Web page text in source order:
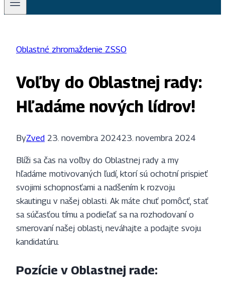
Oblastné zhromaždenie ZSSO
Voľby do Oblastnej rady:
Hľadáme nových lídrov!
ByZved 23. novembra 202423. novembra 2024
Blíži sa čas na voľby do Oblastnej rady a my
hľadáme motivovaných ľudí, ktorí sú ochotní prispieť
svojimi schopnosťami a nadšením k rozvoju
skautingu v našej oblasti. Ak máte chuť pomôcť, stať
sa súčasťou tímu a podieľať sa na rozhodovaní o
smerovaní našej oblasti, neváhajte a podajte svoju
kandidatúru.
Pozície v Oblastnej rade: